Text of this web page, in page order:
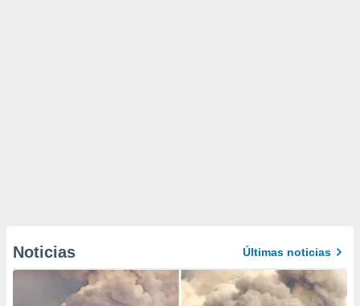
Noticias Últimas noticias